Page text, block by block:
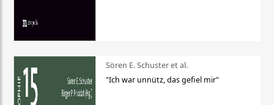
Sören E. Schuster et al.
"Ich war unnütz, das gefiel mir"